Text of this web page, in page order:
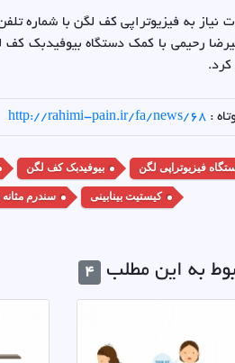
نیاز به فیزیوتراپی کف لگن با شماره
رحیمی با کمک دستگاه بیوفیدبک
کرد.
:
http://rahimi-pain.ir/fa/news/68
بیوفیدبک کف لگن فیزیوتراپی لگن
سندرم کیستیت بینابینی
به این مطلب 4